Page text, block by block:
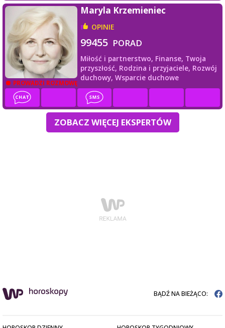
PROWADZI ROZMOWĘ
Maryla Krzemieniec
OPINIE
99455 PORAD
Miłość i partnerstwo, Finanse, Twoja
przyszłość, Rodzina i przyjaciele, Rozwój
duchowy, Wsparcie duchowe
ZOBACZ WIĘCEJ EKSPERTÓW
BĄDŹ NA BIEŻĄCO: